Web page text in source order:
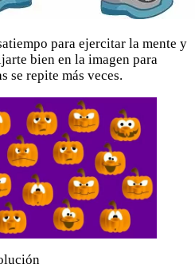
para ejercitar la mente y
bien en la imagen para
se repite más veces.